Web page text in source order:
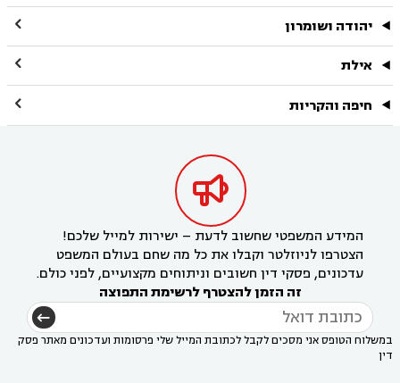
יהודה ושומרון 
אילת 
חיפה והקריות 

המידע המשפטי שחשוב לדעת – ישירות למייל שלכם!
הצטרפו לניוזלטר וקבלו את כל מה שחם בעולם המשפט
עדכונים, פסקי דין חשובים וניתוחים מקצועיים, לפני כולם.
זה הזמן להצטרף לרשימת התפוצה
במשלוח הטופס אני מסכים לקבל לכתובת המייל שלי פרסומות ועדכונים מאתר פסק
דין